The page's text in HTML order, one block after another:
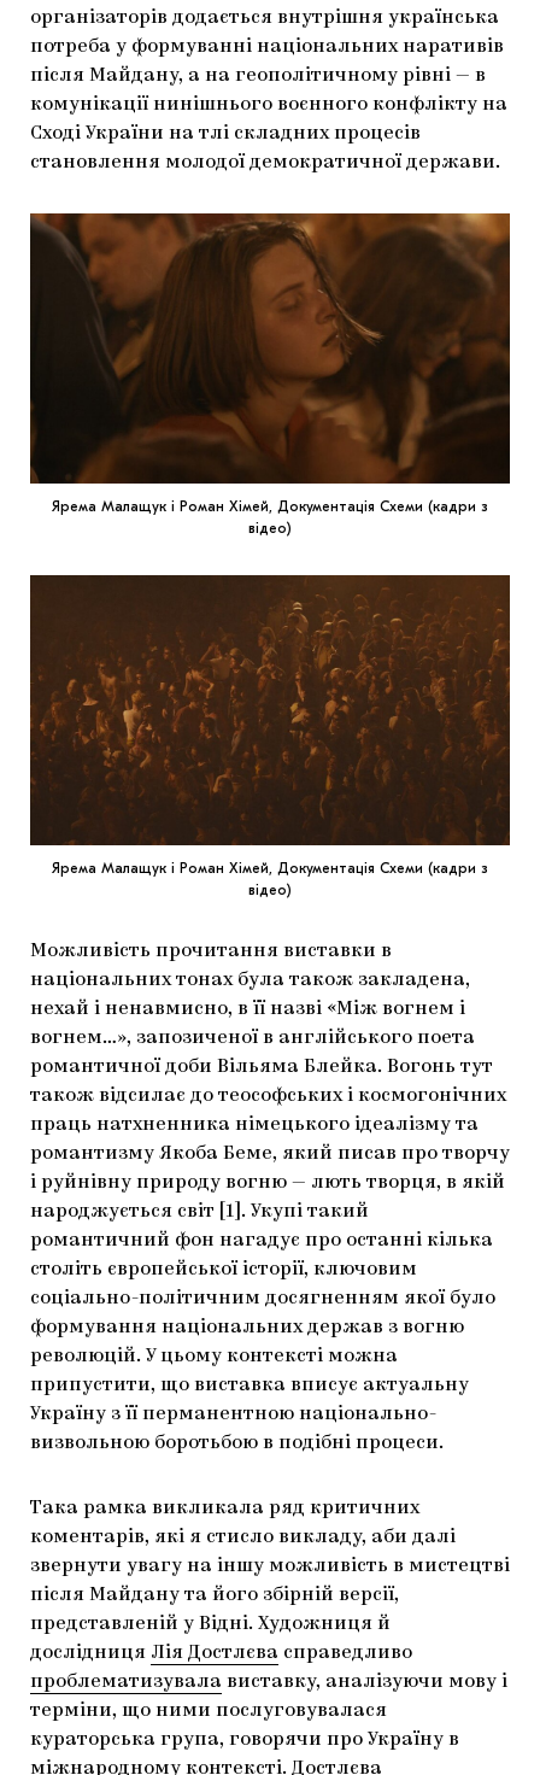
організаторів додається внутрішня українська
потреба у формуванні національних наративів
після Майдану, а на геополітичному рівні — в
комунікації нинішнього воєнного конфлікту на
Сході України на тлі складних процесів
становлення молодої демократичної держави.
Ярема Малащук і Роман Хімей, Документація Схеми (кадри з
відео)
Ярема Малащук і Роман Хімей, Документація Схеми (кадри з
відео)
Можливість прочитання виставки в
національних тонах була також закладена,
нехай і ненавмисно, в її назві «Між вогнем і
вогнем…», запозиченої в англійського поета
романтичної доби Вільяма Блейка. Вогонь тут
також відсилає до теософських і космогонічних
праць натхненника німецького ідеалізму та
романтизму Якоба Беме, який писав про творчу
і руйнівну природу вогню — лють творця, в якій
народжується світ [1]. Укупі такий
романтичний фон нагадує про останні кілька
століть європейської історії, ключовим
соціально-політичним досягненням якої було
формування національних держав з вогню
революцій. У цьому контексті можна
припустити, що виставка вписує актуальну
Україну з її перманентною національно-
визвольною боротьбою в подібні процеси.
Така рамка викликала ряд критичних
коментарів, які я стисло викладу, аби далі
звернути увагу на іншу можливість в мистецтві
після Майдану та його збірній версії,
представленій у Відні. Художниця й
дослідниця Лія Достлєва справедливо
проблематизувала виставку, аналізуючи мову і
терміни, що ними послуговувалася
кураторська група, говорячи про Україну в
міжнародному контексті. Достлєва